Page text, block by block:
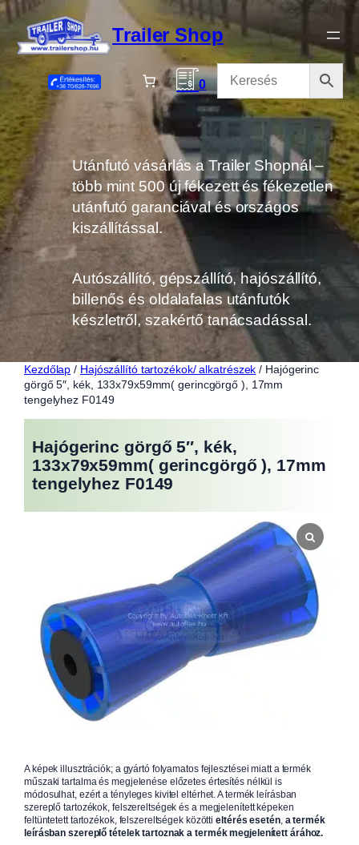
Ugrás
tartalomhoz
Trailer Shop
0
Utánfutó vásárlás a Trailer Shopnál –
több mint 500 új fékezett és fékezetlen
utánfutó garanciával és országos
kiszállítással.
Autószállító, gépszállító, hajószállító,
billenős és oldalafalas utánfutók
készletről, szakértő tanácsadással.
Kezdőlap / Hajószállító tartozékok/ alkatrészek / Hajógerinc
görgő 5″, kék, 133x79x59mm( gerincgörgő ), 17mm
tengelyhez F0149
Hajógerinc görgő 5″, kék,
133x79x59mm( gerincgörgő ), 17mm
tengelyhez F0149
A képek illusztrációk; a gyártó folyamatos fejlesztései miatt a termék
műszaki tartalma és megjelenése előzetes értesítés nélkül is
módosulhat, ezért a tényleges kivitel eltérhet. A termék leírásban
szereplő tartozékok, felszereltségek és a megjelenített képeken
feltüntetett tartozékok, felszereltségek közöttieltérés esetén, a termék
leírásban szereplő tételek tartoznak a termék megjelenített árához.